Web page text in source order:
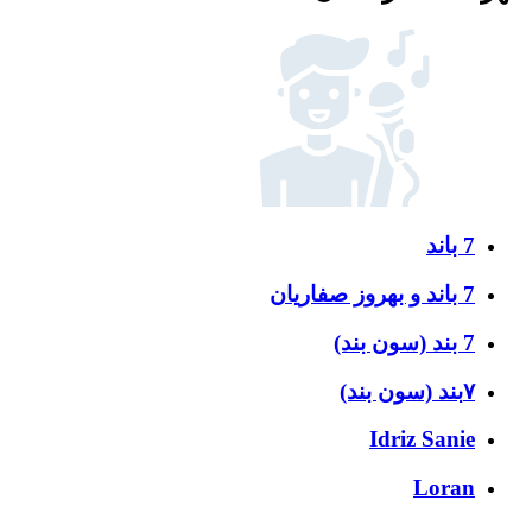
7 باند
7 باند و بهروز صفاریان
7 بند (سون بند)
۷بند (سون بند)
Idriz Sanie
Loran